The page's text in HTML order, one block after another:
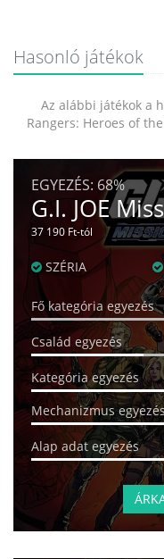
Hasonló játékok
Az alábbi játékok a
Rangers: Heroes of
EGYEZÉS: 68%
G.I. JOE
37 190 Ft-tól
SZÉRIA
Fő kategória egyezés
Család egyezés
Kategória egyezés
Mechanizmus
Alap adat egyezés